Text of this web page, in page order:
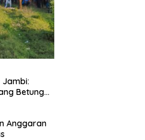
Jambi:
Betung–
Anggaran